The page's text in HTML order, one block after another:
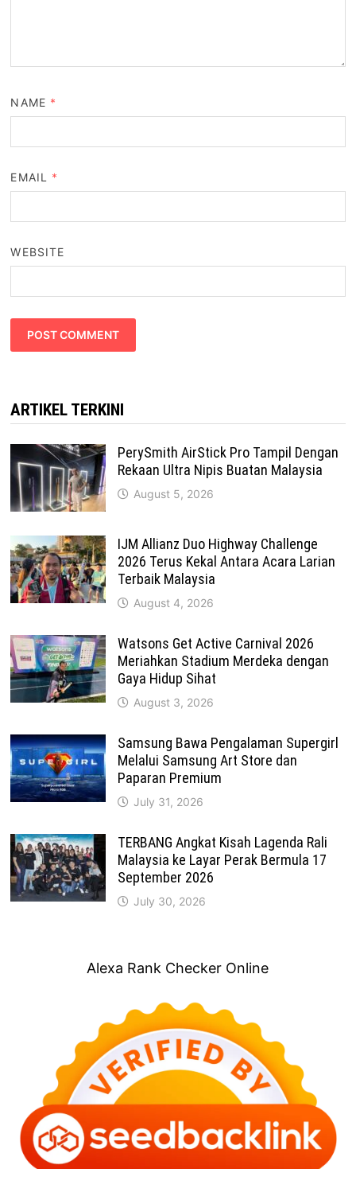
NAME *
EMAIL *
WEBSITE
ARTIKEL TERKINI
PerySmith AirStick Pro Tampil Dengan
Rekaan Ultra Nipis Buatan Malaysia
August 5, 2026
IJM Allianz Duo Highway Challenge
2026 Terus Kekal Antara Acara Larian
Terbaik Malaysia
August 4, 2026
Watsons Get Active Carnival 2026
Meriahkan Stadium Merdeka dengan
Gaya Hidup Sihat
August 3, 2026
Samsung Bawa Pengalaman Supergirl
Melalui Samsung Art Store dan
Paparan Premium
July 31, 2026
TERBANG Angkat Kisah Lagenda Rali
Malaysia ke Layar Perak Bermula 17
September 2026
July 30, 2026
Alexa Rank Checker Online